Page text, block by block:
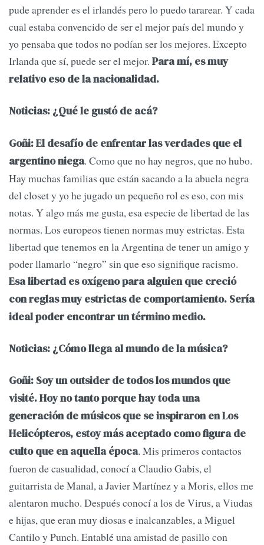
pude aprender es el irlandés pero lo puedo tararear. Y cada
cual estaba convencido de ser el mejor país del mundo y
yo pensaba que todos no podían ser los mejores. Excepto
Irlanda que sí, puede ser el mejor. Para mí, es muy
relativo eso de la nacionalidad.
Noticias: ¿Qué le gustó de acá?
Goñi: El desafío de enfrentar las verdades que el
argentino niega. Como que no hay negros, que no hubo.
Hay muchas familias que están sacando a la abuela negra
del closet y yo he jugado un pequeño rol es eso, con mis
notas. Y algo más me gusta, esa especie de libertad de las
normas. Los europeos tienen normas muy estrictas. Esta
libertad que tenemos en la Argentina de tener un amigo y
poder llamarlo “negro” sin que eso signifique racismo.
Esa libertad es oxígeno para alguien que creció
con reglas muy estrictas de comportamiento. Sería
ideal poder encontrar un término medio.
Noticias: ¿Cómo llega al mundo de la música?
Goñi: Soy un outsider de todos los mundos que
visité. Hoy no tanto porque hay toda una
generación de músicos que se inspiraron en Los
Helicópteros, estoy más aceptado como figura de
culto que en aquella época. Mis primeros contactos
fueron de casualidad, conocí a Claudio Gabis, el
guitarrista de Manal, a Javier Martínez y a Moris, ellos me
alentaron mucho. Después conocí a los de Virus, a Viudas
e hijas, que eran muy diosas e inalcanzables, a Miguel
Cantilo y Punch. Entablé una amistad de pasillo con